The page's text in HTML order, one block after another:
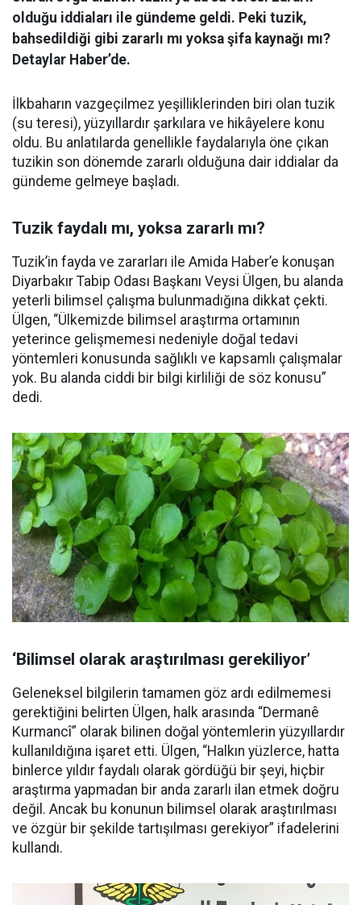
olduğu iddiaları ile gündeme geldi. Peki tuzik,
bahsedildiği gibi zararlı mı yoksa şifa kaynağı mı?
Detaylar Haber’de.
İlkbaharın vazgeçilmez yeşilliklerinden biri olan tuzik
(su teresi), yüzyıllardır şarkılara ve hikâyelere konu
oldu. Bu anlatılarda genellikle faydalarıyla öne çıkan
tuzikin son dönemde zararlı olduğuna dair iddialar da
gündeme gelmeye başladı.
Tuzik faydalı mı, yoksa zararlı mı?
Tuzik’in fayda ve zararları ile Amida Haber’e konuşan
Diyarbakır Tabip Odası Başkanı Veysi Ülgen, bu alanda
yeterli bilimsel çalışma bulunmadığına dikkat çekti.
Ülgen, “Ülkemizde bilimsel araştırma ortamının
yeterince gelişmemesi nedeniyle doğal tedavi
yöntemleri konusunda sağlıklı ve kapsamlı çalışmalar
yok. Bu alanda ciddi bir bilgi kirliliği de söz konusu”
dedi.
‘Bilimsel olarak araştırılması gerekiliyor’
Geleneksel bilgilerin tamamen göz ardı edilmemesi
gerektiğini belirten Ülgen, halk arasında “Dermanê
Kurmancî” olarak bilinen doğal yöntemlerin yüzyıllardır
kullanıldığına işaret etti. Ülgen, “Halkın yüzlerce, hatta
binlerce yıldır faydalı olarak gördüğü bir şeyi, hiçbir
araştırma yapmadan bir anda zararlı ilan etmek doğru
değil. Ancak bu konunun bilimsel olarak araştırılması
ve özgür bir şekilde tartışılması gerekiyor” ifadelerini
kullandı.